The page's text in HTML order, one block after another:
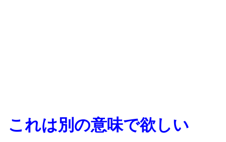
これは別の意味で欲しい